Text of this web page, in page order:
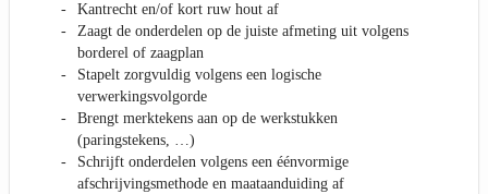
Kantrecht en/of kort ruw hout af
Zaagt de onderdelen op de juiste afmeting uit volgens
borderel of zaagplan
Stapelt zorgvuldig volgens een logische
verwerkingsvolgorde
Brengt merktekens aan op de werkstukken
(paringstekens, …)
Schrijft onderdelen volgens een éénvormige
afschrijvingsmethode en maataanduiding af